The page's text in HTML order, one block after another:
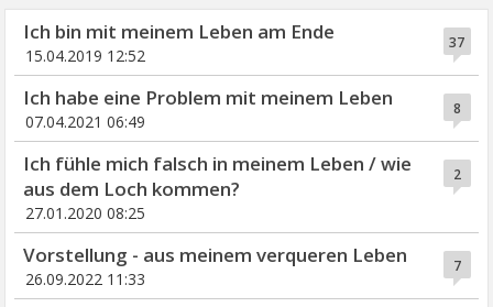
37
Ich bin mit meinem Leben am Ende
15.04.2019 12:52
8
Ich habe eine Problem mit meinem Leben
07.04.2021 06:49
2
Ich fühle mich falsch in meinem Leben / wie
aus dem Loch kommen?
27.01.2020 08:25
7
Vorstellung - aus meinem verqueren Leben
26.09.2022 11:33